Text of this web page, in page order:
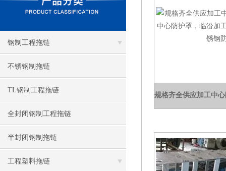
钢制工程拖链
不锈钢制拖链
TL钢制工程拖链
全封闭钢制工程拖链
半封闭钢制拖链
工程塑料拖链